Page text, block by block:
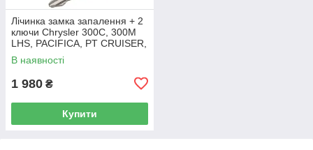
Лічинка замка запалення + 2
ключи Chrysler 300C, 300M
LHS, PACIFICA, PT CRUISER,
SEBRING 5003843AB
В наявності
1 980 ₴
Купити